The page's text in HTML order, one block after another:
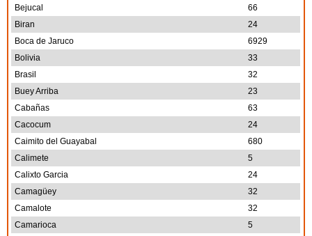
Bejucal
66
Biran
24
Boca de Jaruco
6929
Bolivia
33
Brasil
32
Buey Arriba
23
Cabañas
63
Cacocum
24
Caimito del Guayabal
680
Calimete
5
Calixto Garcia
24
Camagüey
32
Camalote
32
Camarioca
5